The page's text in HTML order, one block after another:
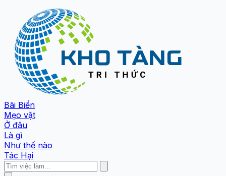
Bãi Biển
Mẹo vặt
Ở đâu
Là gì
Như thế nào
Tác Hại